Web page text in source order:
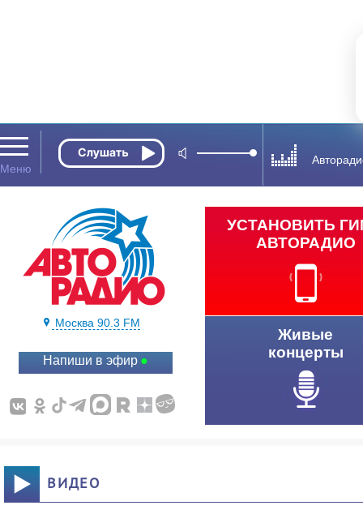
Москва 90.3 FM
Напиши в эфир
УСТАНОВИТЬ
АВТОРАДИО
Живые
концерты
ВИДЕО